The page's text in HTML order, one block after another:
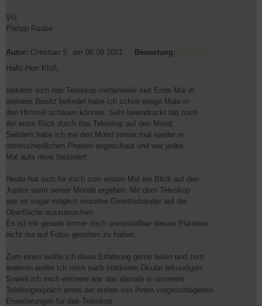
VG
Philipp Raabe
Autor: Christian S. am 06.09.2021 Bewertung:
Hallo Herr Kloß,
seitdem sich das Teleskop mittlerweile seit Ende Mai in
meinem Besitz befindet habe ich schon einige Male in
den Himmel schauen können. Sehr beeindruckt hat mich
der erste Blick durch das Teleskop auf den Mond.
Seitdem habe ich mir den Mond immer mal wieder in
unterschiedlichen Phasen angeschaut und war jedes
Mal aufs neue fasziniert.
Heute hat sich für mich zum ersten Mal ein Blick auf den
Jupiter samt seiner Monde ergeben. Mit dem Teleskop
war es sogar möglich einzelne Gewitterbänder auf der
Oberfläche auszumachen.
Es ist mir gerade immer noch unvorstellbar diesen Planeten
nicht nur auf Fotos gesehen zu haben.
Zum einen wollte ich diese Erfahrung gerne teilen und zum
anderen wollte ich mich nach stärkeren Okular erkundigen.
Soweit ich mich erinnere war das damals in unserem
Telefongespräch eines der ersten von Ihnen vorgeschlagenen
Erweiterungen für das Teleskop.